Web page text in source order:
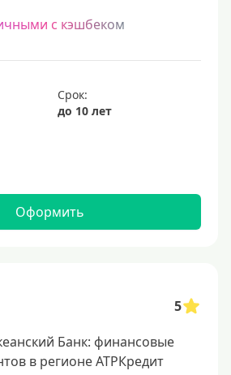
с кэшбеком
Срок:
до 10 лет
Оформить
5
Банк: финансовые
в регионе АТРКредит